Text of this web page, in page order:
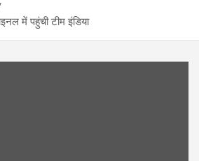
में पहुंची टीम इंडिया